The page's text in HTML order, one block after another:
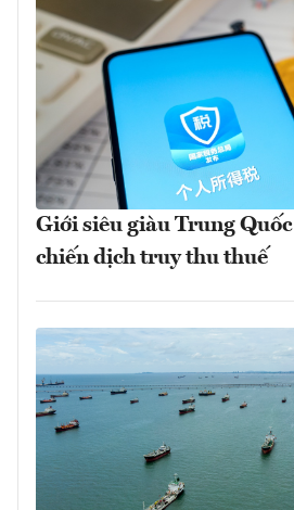
Giới siêu giàu Trung
chiến dịch truy thu thuế